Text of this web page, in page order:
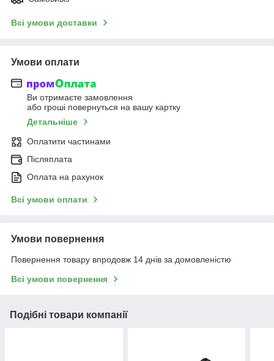
Всі умови доставки
Умови оплати
Ви отримаєте замовлення
або гроші повернуться на вашу картку
Детальніше
Оплатити частинами
Післяплата
Оплата на рахунок
Всі умови оплати
Умови повернення
Повернення товару впродовж 14 днів за домовленістю
Всі умови повернення
Подібні товари компанії